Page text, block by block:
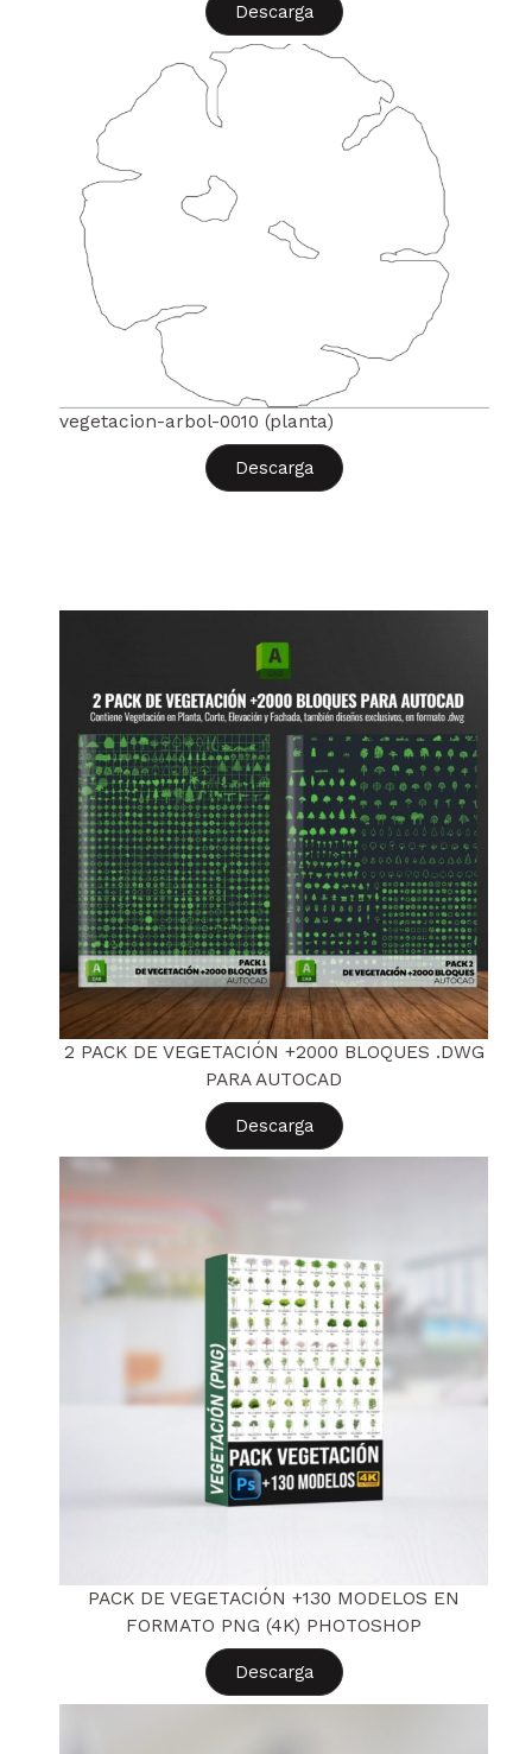
Descarga
vegetacion-arbol-0010 (planta)
Descarga
2 PACK DE VEGETACIÓN +2000 BLOQUES .DWG
PARA AUTOCAD
Descarga
PACK DE VEGETACIÓN +130 MODELOS EN
FORMATO PNG (4K) PHOTOSHOP
Descarga